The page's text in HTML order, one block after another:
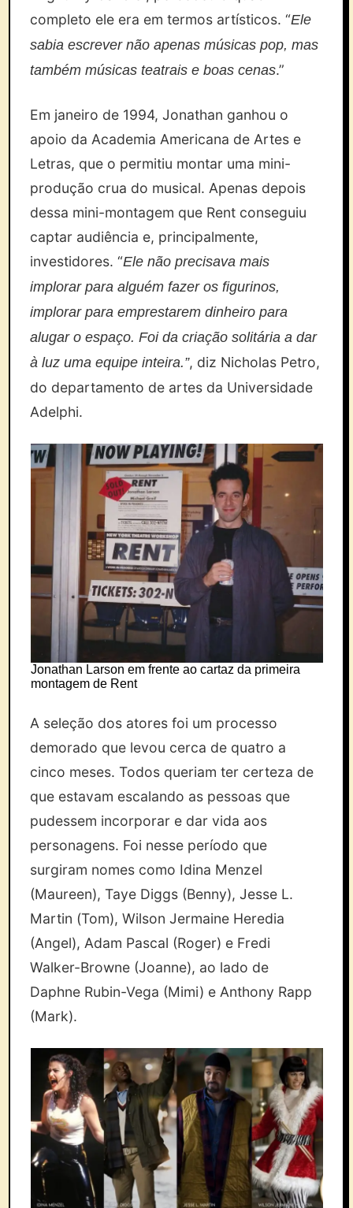
completo ele era em termos artísticos. “Ele
sabia escrever não apenas músicas pop, mas
também músicas teatrais e boas cenas.”
Em janeiro de 1994, Jonathan ganhou o
apoio da Academia Americana de Artes e
Letras, que o permitiu montar uma mini-
produção crua do musical. Apenas depois
dessa mini-montagem que Rent conseguiu
captar audiência e, principalmente,
investidores. “Ele não precisava mais
implorar para alguém fazer os figurinos,
implorar para emprestarem dinheiro para
alugar o espaço. Foi da criação solitária a dar
à luz uma equipe inteira.”, diz Nicholas Petro,
do departamento de artes da Universidade
Adelphi.
Jonathan Larson em frente ao cartaz da primeira
montagem de Rent
A seleção dos atores foi um processo
demorado que levou cerca de quatro a
cinco meses. Todos queriam ter certeza de
que estavam escalando as pessoas que
pudessem incorporar e dar vida aos
personagens. Foi nesse período que
surgiram nomes como Idina Menzel
(Maureen), Taye Diggs (Benny), Jesse L.
Martin (Tom), Wilson Jermaine Heredia
(Angel), Adam Pascal (Roger) e Fredi
Walker-Browne (Joanne), ao lado de
Daphne Rubin-Vega (Mimi) e Anthony Rapp
(Mark).